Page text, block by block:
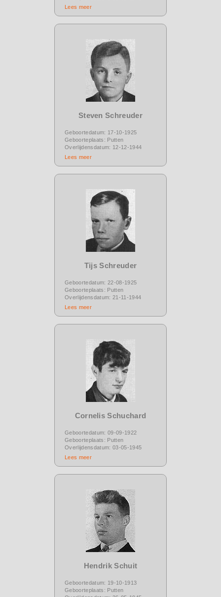
Lees meer
Steven Schreuder
Geboortedatum: 17-10-1925
Geboorteplaats: Putten
Overlijdensdatum: 12-12-1944
Lees meer
Tijs Schreuder
Geboortedatum: 22-08-1925
Geboorteplaats: Putten
Overlijdensdatum: 21-11-1944
Lees meer
Cornelis Schuchard
Geboortedatum: 09-09-1922
Geboorteplaats: Putten
Overlijdensdatum: 03-05-1945
Lees meer
Hendrik Schuit
Geboortedatum: 19-10-1913
Geboorteplaats: Putten